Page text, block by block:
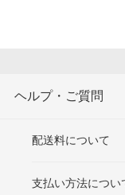
ヘルプ・ご質問
配送料について
支払い方法につい